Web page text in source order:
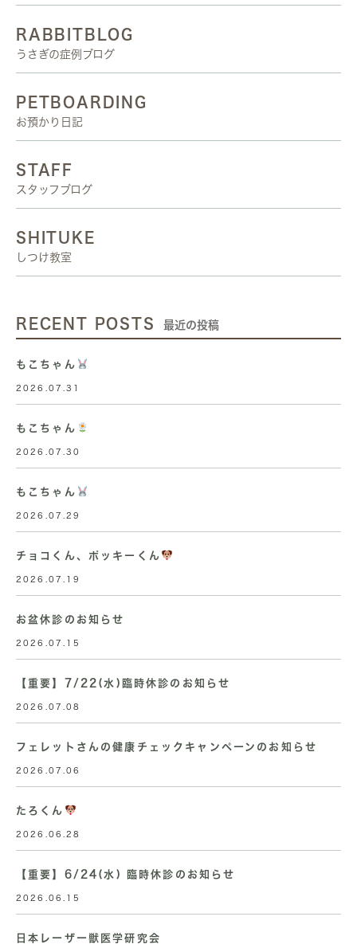
RABBITBLOG
うさぎの症例ブログ
PETBOARDING
お預かり日記
STAFF
スタッフブログ
SHITUKE
しつけ教室
RECENT POSTS 最近の投稿
もこちゃん
2026.07.31
もこちゃん
2026.07.30
もこちゃん
2026.07.29
チョコくん、ポッキーくん
2026.07.19
お盆休診のお知らせ
2026.07.15
【重要】7/22(水)臨時休診のお知らせ
2026.07.08
フェレットさんの健康チェックキャンペーンのお知らせ
2026.07.06
たろくん
2026.06.28
【重要】6/24(水) 臨時休診のお知らせ
2026.06.15
日本レーザー獣医学研究会